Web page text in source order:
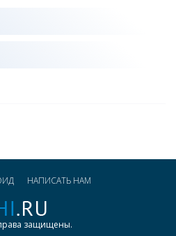
НАПИСАТЬ НАМ
защищены.